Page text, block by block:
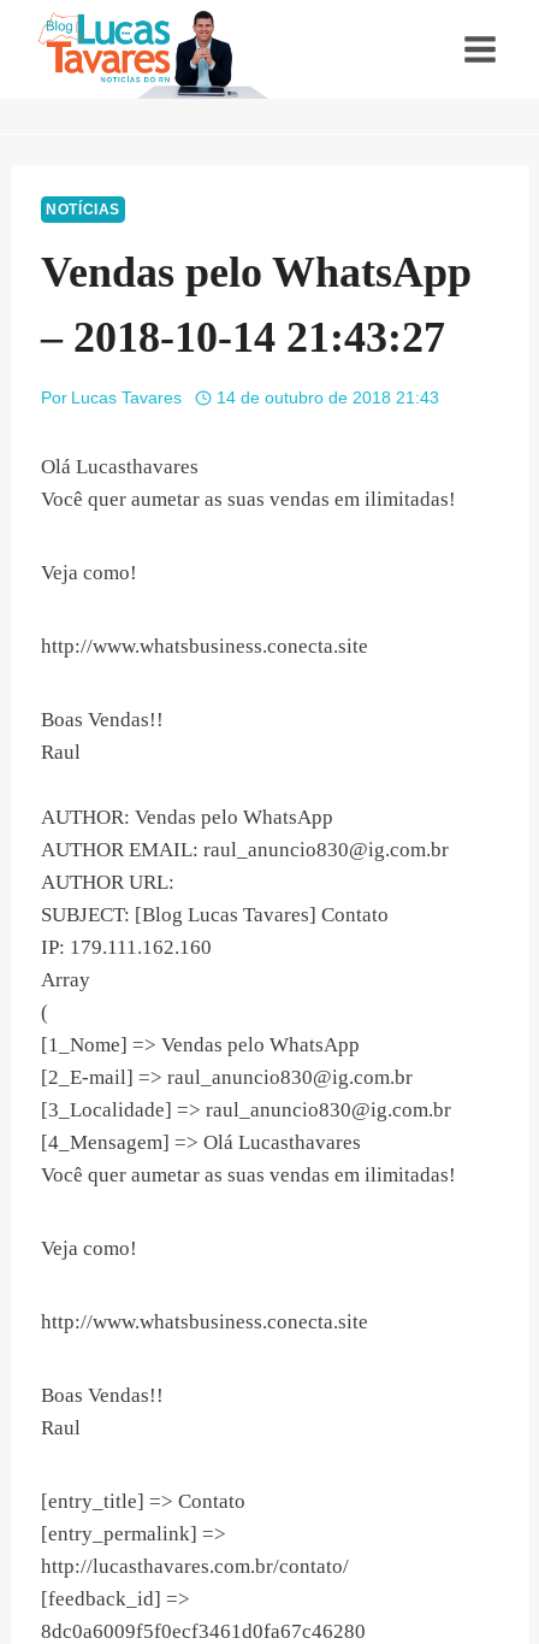
NOTÍCIAS
Vendas pelo WhatsApp
– 2018-10-14 21:43:27
Por Lucas Tavares 14 de outubro de 2018 21:43
Olá Lucasthavares
Você quer aumetar as suas vendas em ilimitadas!
Veja como!
http://www.whatsbusiness.conecta.site
Boas Vendas!!
Raul
AUTHOR: Vendas pelo WhatsApp
AUTHOR EMAIL: raul_anuncio830@ig.com.br
AUTHOR URL:
SUBJECT: [Blog Lucas Tavares] Contato
IP: 179.111.162.160
Array
(
[1_Nome] => Vendas pelo WhatsApp
[2_E-mail] => raul_anuncio830@ig.com.br
[3_Localidade] => raul_anuncio830@ig.com.br
[4_Mensagem] => Olá Lucasthavares
Você quer aumetar as suas vendas em ilimitadas!
Veja como!
http://www.whatsbusiness.conecta.site
Boas Vendas!!
Raul
[entry_title] => Contato
[entry_permalink] =>
http://lucasthavares.com.br/contato/
[feedback_id] =>
8dc0a6009f5f0ecf3461d0fa67c46280